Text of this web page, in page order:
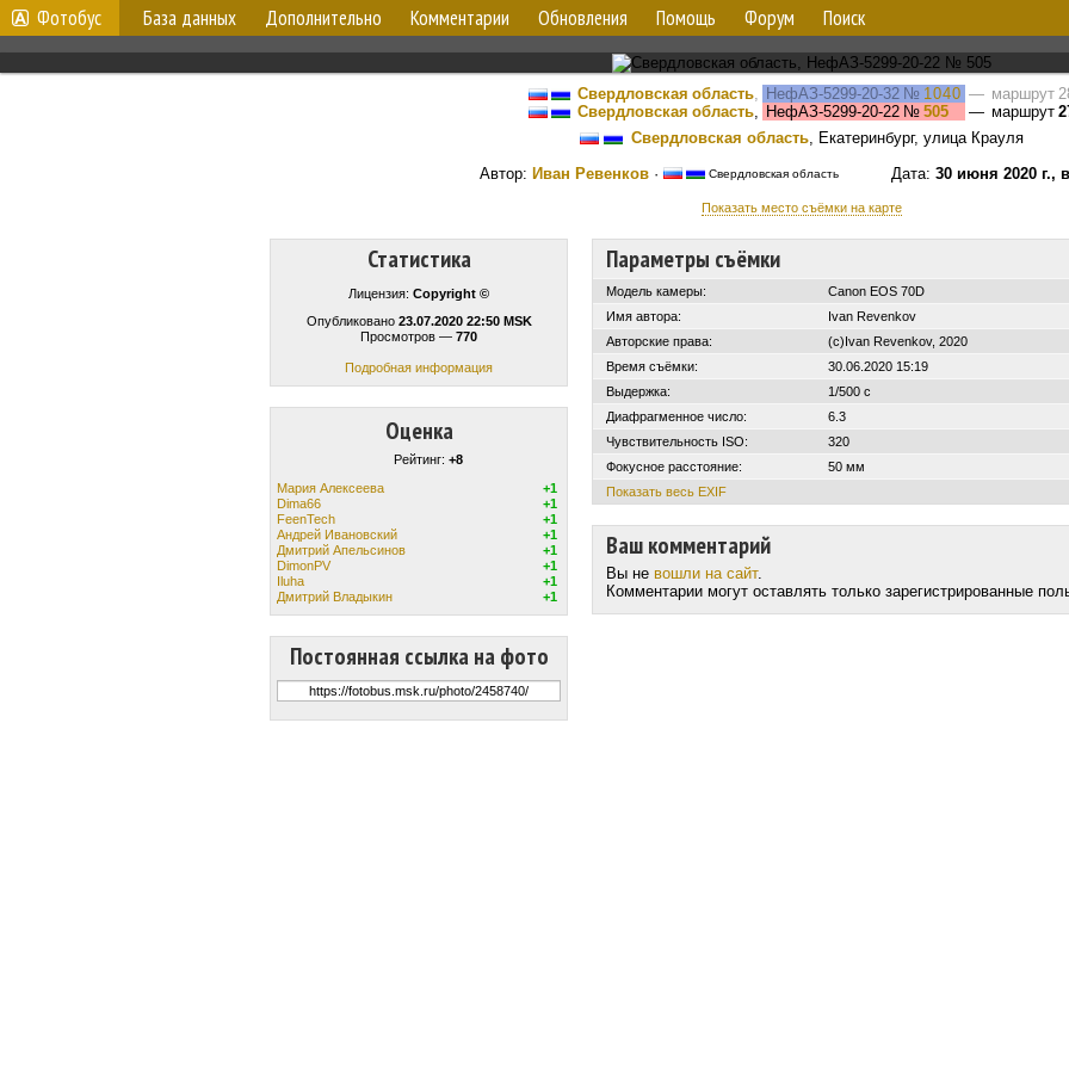
Фотобус База данных Дополнительно Комментарии Обновления Помощь Форум Поиск
Свердловская область, НефАЗ-5299-20-32 № 1040 — маршрут
Свердловская область, НефАЗ-5299-20-22 № 505 — маршрут
Свердловская область, Екатеринбург, улица Крауля
Автор: Иван Ревенков · Свердловская область Дата: 30 июня 2020 г.,
Показать место съёмки на карте
Статистика
Лицензия: Copyright ©
Опубликовано 23.07.2020 22:50 MSK
Просмотров — 770
Подробная информация
Оценка
Рейтинг: +8
Мария Алексеева
+1
Dima66
+1
FeenTech
+1
Андрей Ивановский
+1
Дмитрий Апельсинов
+1
DimonPV
+1
Iluha
+1
Дмитрий Владыкин
+1
Постоянная ссылка на фото
Параметры съёмки
Модель камеры:
Canon EOS 70D
Имя автора:
Ivan Revenkov
Авторские права:
(c)Ivan Revenkov, 2020
Время съёмки:
30.06.2020 15:19
Выдержка:
1/500 с
Диафрагменное число:
6.3
Чувствительность ISO:
320
Фокусное расстояние:
50 мм
Показать весь EXIF
Ваш комментарий
Вы не вошли на сайт.
Комментарии могут оставлять только зарегистрированные